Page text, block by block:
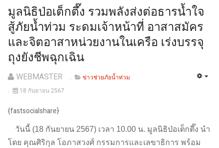
มูลนิธิป่อเต็กตึ๊ง รวมพลังส่งต่อธารน้ำใจ
สู้ภัยน้ำท่วม ระดมเจ้าหน้าที่ อาสาสมัคร
และจิตอาสาหน่วยงานในเครือ เร่งบรรจุ
ถุงยังชีพฉุกเฉิน
WEBMASTER
ข่าวช่วยภัยน้ำท่วม
18 กันยายน 2567
{fastsocialshare}
วันนี้ (18 กันยายน 2567) เวลา 10.00 น. มูลนิธิป่อเต็กตึ๊ง นำ
โดย คุณศิริกุล โอภาสวงศ์ กรรมการและเลขาธิการ พร้อม